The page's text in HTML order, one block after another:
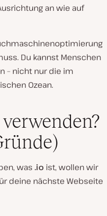
an wie auf
Du kannst Menschen
– nicht nur die im
Ozean.
was .io ist, wollen wir
deine nächste Webseite